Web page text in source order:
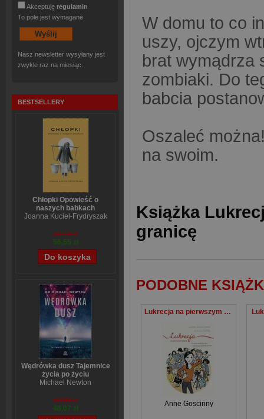
Akceptuję regulamin
To pole jest wymagane
Nasz newsletter wysyłany jest
zwykle raz na miesiąc.
BESTSELLERY
Chłopki Opowieść o
naszych babkach
Joanna Kuciel-Frydryszak
70,44 zł
56,55 zł
Wędrówka dusz Tajemnice
życia po życiu
Michael Newton
59,84 zł
48,07 zł
W domu to co
uszy, ojczym
brat wymądrza
zombiaki. Do
babcia
Oszaleć
na swoim.
Książka
granicę
PODOBNE
Lukrecja na pierwszym planie
Anne Goscinny